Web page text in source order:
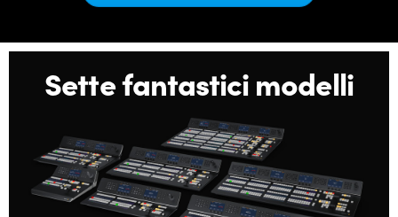
Norway
Poland
Singapore
South Africa
Sette fantastici modelli